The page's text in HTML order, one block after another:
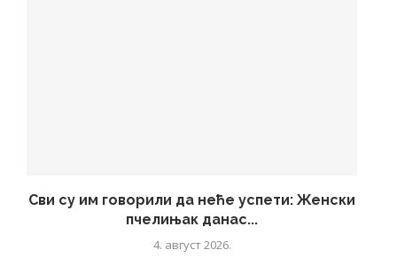
Сви су им говорили да неће успети: Женски
пчелињак данас...
4. август 2026.